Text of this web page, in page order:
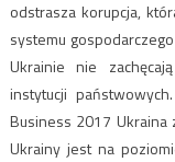
odstrasza korupcja,
systemu
Ukrainie nie
instytucji
Business 2017 Ukraina
Ukrainy jest na